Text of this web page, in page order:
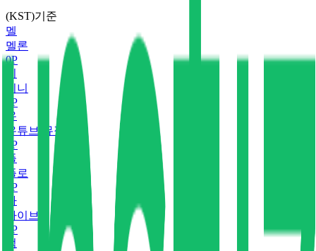
(KST)기준
멜
멜론
0P
지니
P
유
유튜브 뮤직
P
플
플로
P
바
바이브
P
벅